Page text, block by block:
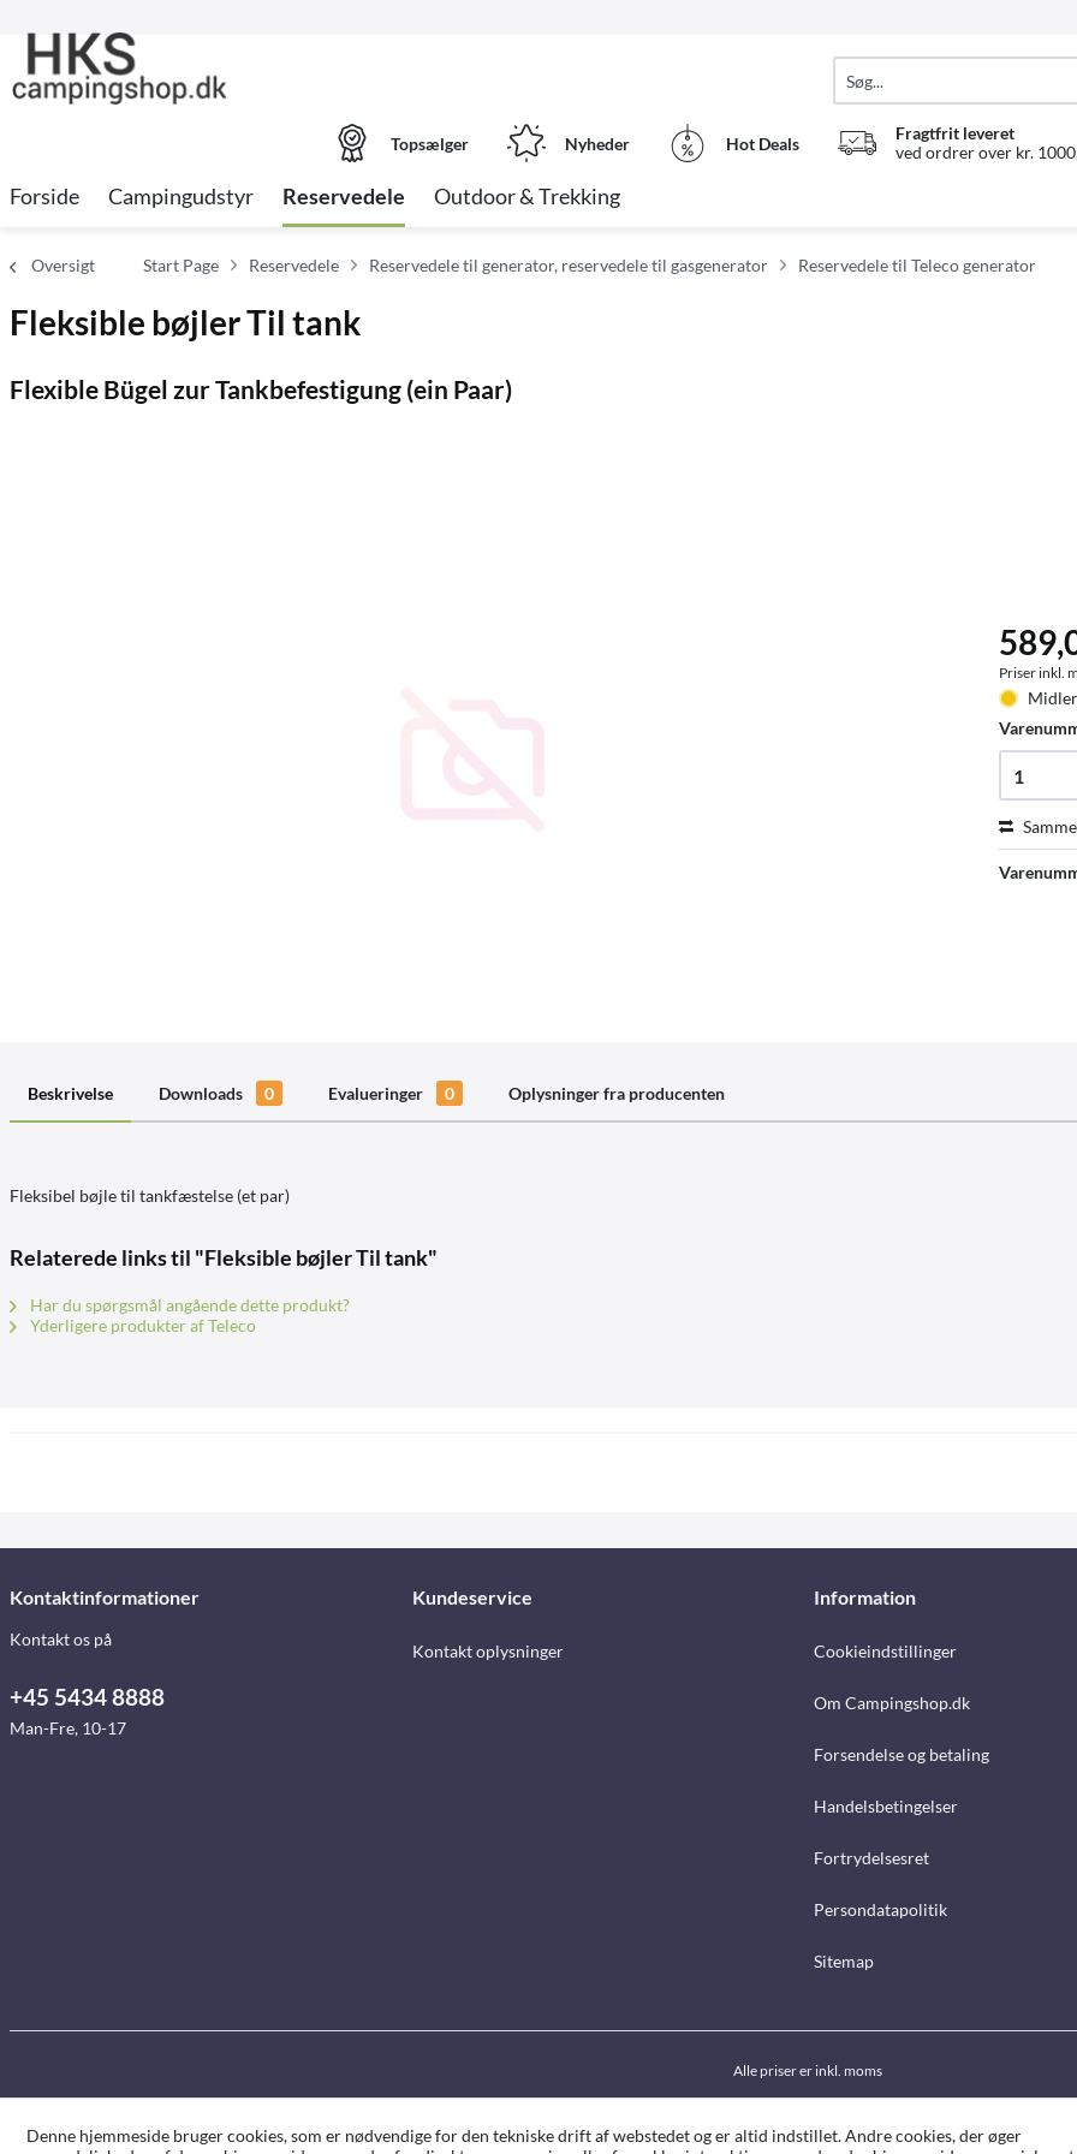
Topsælger Nyheder Hot Deals
Fragtfrit leveret
ved ordrer over kr.
Forside Campingudstyr Reservedele Outdoor & Trekking
Oversigt Start Page Reservedele Reservedele til generator, reservedele til gasgenerator Reservedele til Teleco generator
Fleksible bøjler Til tank
Flexible Bügel zur Tankbefestigung (ein Paar)
Priser inkl.
Beskrivelse Downloads 0 Evalueringer 0 Oplysninger fra producenten
Fleksibel bøjle til tankfæstelse (et par)
Relaterede links til "Fleksible bøjler Til tank"
Har du spørgsmål angående dette produkt?
Yderligere produkter af Teleco
Kontaktinformationer
Kontakt os på
+45 5434 8888
Man-Fre, 10-17
Kundeservice
Kontakt oplysninger
Information
Cookieindstillinger
Om Campingshop.dk
Forsendelse og betaling
Handelsbetingelser
Fortrydelsesret
Persondatapolitik
Sitemap
Alle priser er inkl. moms
Denne hjemmeside bruger cookies, som er nødvendige for den tekniske drift af webstedet og er altid indstillet. Andre cookies, der øger